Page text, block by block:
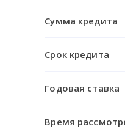
Сумма кредита
Срок кредита
Годовая ставка
Время